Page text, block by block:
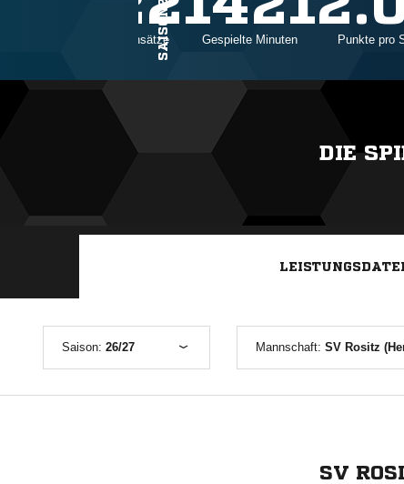
Einsätze Gespielte Minuten Punkte pro
DIE
Saison: 26/27 Mannschaft:SV Rositz
SV